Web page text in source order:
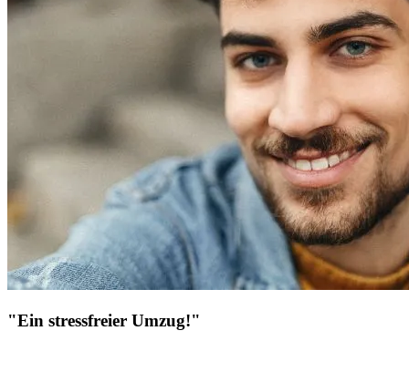
"Ein stressfreier Umzug!"